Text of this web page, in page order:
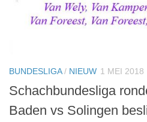
BUNDESLIGA/ NIEUW 1 MEI 2018
Schachbundesliga
Baden vs Solingen